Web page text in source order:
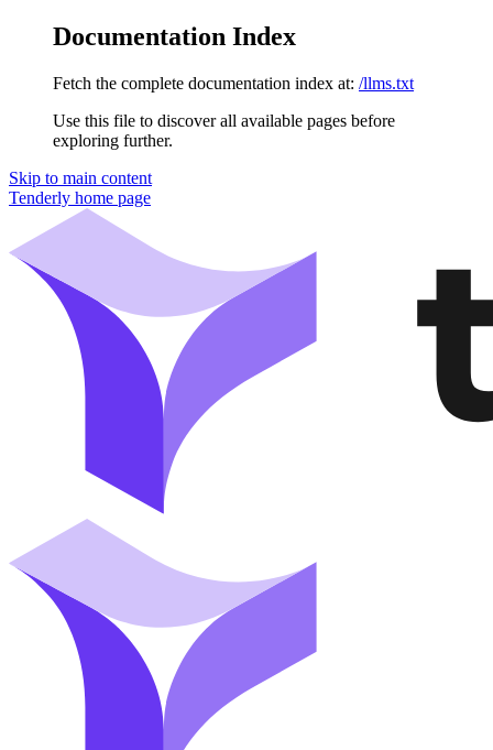
Documentation Index
Fetch the complete documentation index at: /llms.txt
Use this file to discover all available pages before
exploring further.
Skip to main content
Tenderly home page